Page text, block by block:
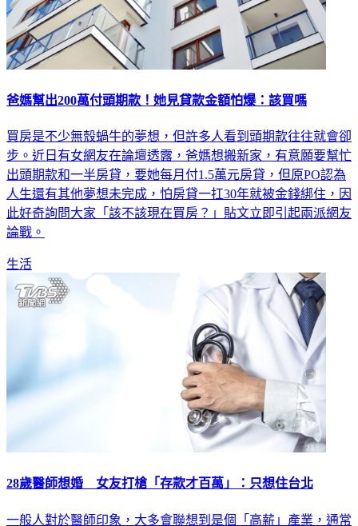
爸媽幫出200萬付頭期款！她見貸款金額怕爆：該買嗎
買房是不少無殼蝸牛的夢想，但許多人看到頭期款往往就會卻
步。近日有女網友在論壇透露，爸媽想搬新家，有意願要幫忙
出頭期款和一半房貸，要她每月付1.5萬元房貸，但原PO認為
人生還有其他夢想未完成，怕房貸一扛30年就被金錢綁住，因
此好奇詢問大家「該不該現在買房？」貼文立即引起兩派網友
論戰。
生活
28歲醫師想婚 女友打槍「存款才百萬」：只想住台北
一般人對於醫師印象，大多會聯想到是個「高薪」產業，通常